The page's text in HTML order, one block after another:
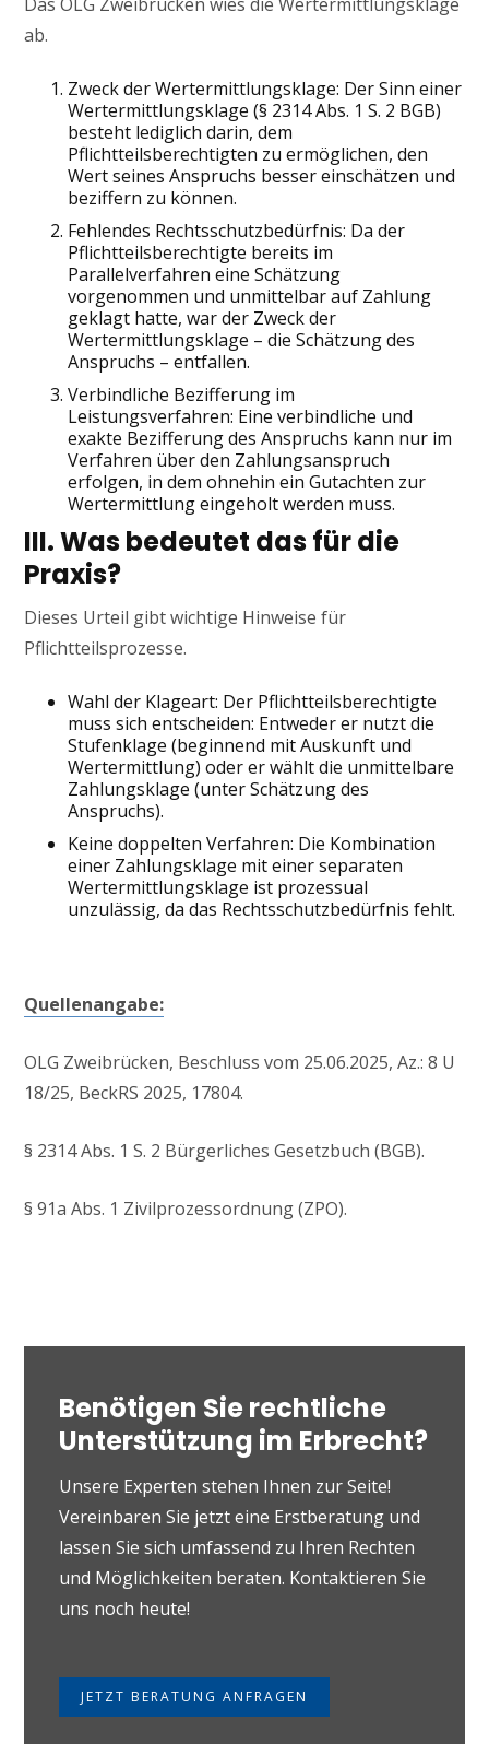
ab.
Zweck der Wertermittlungsklage: Der Sinn einer
Wertermittlungsklage (§ 2314 Abs. 1 S. 2 BGB)
besteht lediglich darin, dem
Pflichtteilsberechtigten zu ermöglichen, den
Wert seines Anspruchs besser einschätzen und
beziffern zu können.
Fehlendes Rechtsschutzbedürfnis: Da der
Pflichtteilsberechtigte bereits im
Parallelverfahren eine Schätzung
vorgenommen und unmittelbar auf Zahlung
geklagt hatte, war der Zweck der
Wertermittlungsklage – die Schätzung des
Anspruchs – entfallen.
Verbindliche Bezifferung im
Leistungsverfahren: Eine verbindliche und
exakte Bezifferung des Anspruchs kann nur im
Verfahren über den Zahlungsanspruch
erfolgen, in dem ohnehin ein Gutachten zur
Wertermittlung eingeholt werden muss.
III. Was bedeutet das für die
Praxis?
Dieses Urteil gibt wichtige Hinweise für
Pflichtteilsprozesse.
Wahl der Klageart: Der Pflichtteilsberechtigte
muss sich entscheiden: Entweder er nutzt die
Stufenklage (beginnend mit Auskunft und
Wertermittlung) oder er wählt die unmittelbare
Zahlungsklage (unter Schätzung des
Anspruchs).
Keine doppelten Verfahren: Die Kombination
einer Zahlungsklage mit einer separaten
Wertermittlungsklage ist prozessual
unzulässig, da das Rechtsschutzbedürfnis fehlt.
Quellenangabe:
OLG Zweibrücken, Beschluss vom 25.06.2025, Az.: 8 U
18/25, BeckRS 2025, 17804.
§ 2314 Abs. 1 S. 2 Bürgerliches Gesetzbuch (BGB).
§ 91a Abs. 1 Zivilprozessordnung (ZPO).
Benötigen Sie rechtliche
Unterstützung im Erbrecht?
Unsere Experten stehen Ihnen zur Seite!
Vereinbaren Sie jetzt eine Erstberatung und
lassen Sie sich umfassend zu Ihren Rechten
und Möglichkeiten beraten. Kontaktieren Sie
uns noch heute!
JETZT BERATUNG ANFRAGEN